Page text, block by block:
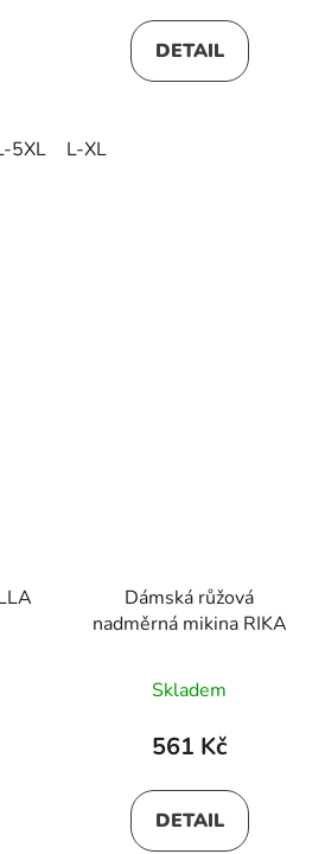
5XL
DETAIL
L-XL
Dámská růžová
nadměrná mikina RIKA
Skladem
561 Kč
DETAIL